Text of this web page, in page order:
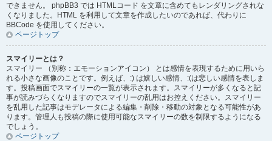
できません。 phpBB3 では HTMLコード を文章に含めてもレンダリングされな
くなりました。HTML を利用して文章を作成したいのであれば、代わりに
BBCode を使用してください。
ページトップ
スマイリーとは？
スマイリー （別称：エモーションアイコン） とは感情を表現するために用いら
れる小さな画像のことです。例えば、:) は嬉しい感情、:(は悲しい感情を表しま
す。投稿画面でスマイリーの一覧が表示されます。スマイリーが多くなると記
事が読みづらくなりますのでスマイリーの乱用はお控えください。スマイリー
を乱用した記事はモデレータによる編集・削除・移動の対象となる可能性があ
ります。管理人も投稿の際に使用可能なスマイリーの数を制限するようになる
でしょう。
ページトップ